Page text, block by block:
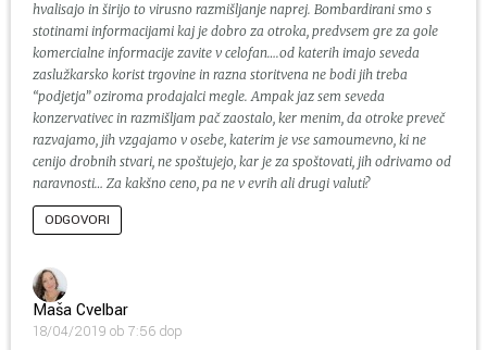
hvalisajo in širijo to virusno razmišljanje naprej. Bombardirani smo s
stotinami informacijami kaj je dobro za otroka, predvsem gre za gole
komercialne informacije zavite v celofan….od katerih imajo seveda
zaslužkarsko korist trgovine in razna storitvena ne bodi jih treba
“podjetja” oziroma prodajalci megle. Ampak jaz sem seveda
konzervativec in razmišljam pač zaostalo, ker menim, da otroke preveč
razvajamo, jih vzgajamo v osebe, katerim je vse samoumevno, ki ne
cenijo drobnih stvari, ne spoštujejo, kar je za spoštovati, jih odrivamo od
naravnosti… Za kakšno ceno, pa ne v evrih ali drugi valuti?
ODGOVORI
Maša Cvelbar
18/04/2019 ob 7:56 dop